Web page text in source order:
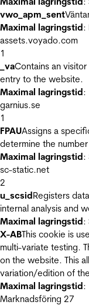
vwo_apm_sent
Maximal lagringstid:
assets.voyado.com
1
_vaContains an
entry to the website.
Maximal lagringstid:
garnius.se
1
FPAUAssigns a
determine the
Maximal lagringstid:
sc-static.net
2
u_scsidRegisters
internal analysis and
Maximal lagringstid:
X-ABThis cookie is
multi-variate testing.
on the website. This
variation/edition of
Maximal lagringstid:
Marknadsföring 27